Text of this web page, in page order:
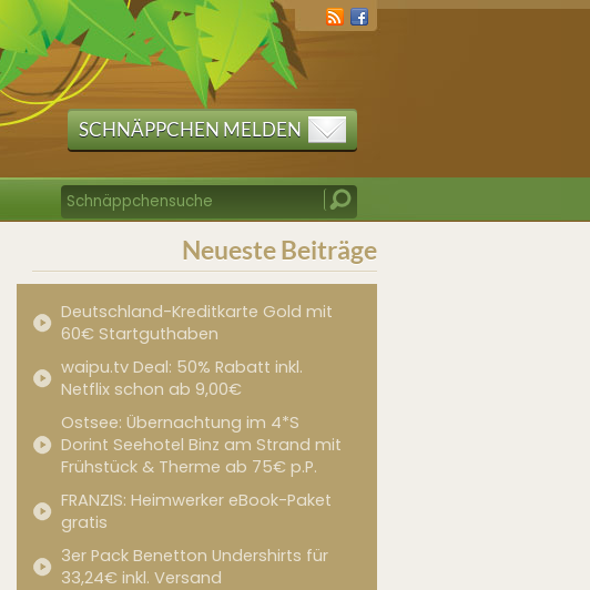
SCHNÄPPCHEN MELDEN
Neueste Beiträge
Deutschland-Kreditkarte Gold mit
60€ Startguthaben
waipu.tv Deal: 50% Rabatt inkl.
Netflix schon ab 9,00€
Ostsee: Übernachtung im 4*S
Dorint Seehotel Binz am Strand mit
Frühstück & Therme ab 75€ p.P.
FRANZIS: Heimwerker eBook-Paket
gratis
3er Pack Benetton Undershirts für
33,24€ inkl. Versand